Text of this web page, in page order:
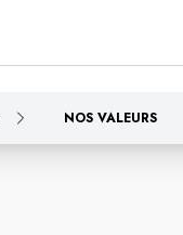
NOS VALEURS